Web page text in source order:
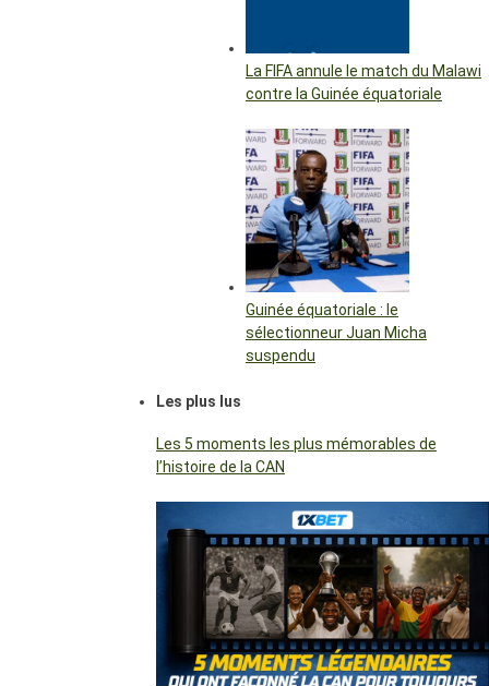
La FIFA annule le match du Malawi
contre la Guinée équatoriale
Guinée équatoriale : le
sélectionneur Juan Micha
suspendu
Les plus lus
Les 5 moments les plus mémorables de
l’histoire de la CAN